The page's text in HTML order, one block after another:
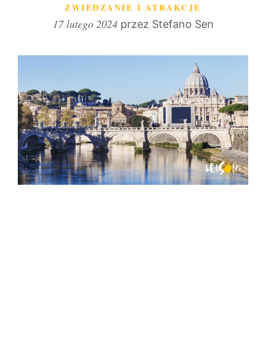
ZWIEDZANIE I ATRAKCJE
17 lutego 2024 przez Stefano Sen